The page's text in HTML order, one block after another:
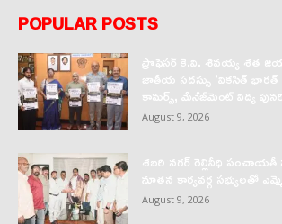
POPULAR POSTS
ప్రొఫెసర్‌ కె.వి. శివయ్య శత
జాతీయ సదస్సు ‘వికసిత్‌ భారత్‌
కామర్స్‌, మేనేజ్‌మెంట్‌ విద్య
August 9, 2026
శబరి నగర్ రెల్లివీధి పంచాయతీ
నూతన కార్యవర్గ సభ్యులతో
August 9, 2026